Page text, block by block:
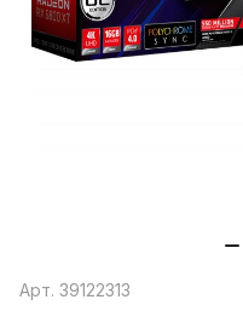
Арт. 39122313